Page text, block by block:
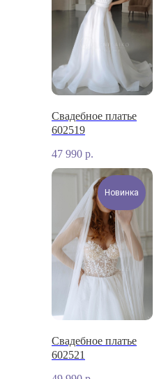
Свадебное платье
602519
47 990 р.
Новинка
Свадебное платье
602521